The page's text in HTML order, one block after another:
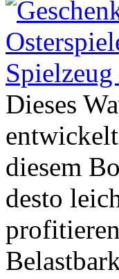
Dieses
diesem
desto